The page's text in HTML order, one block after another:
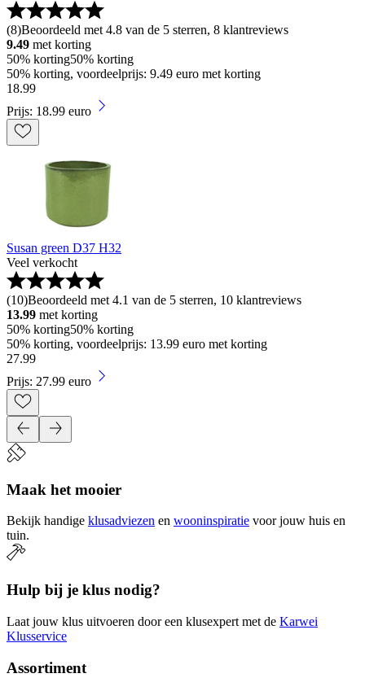
(8)Beoordeeld met 4.8 van de 5 sterren, 8 klantreviews
9.49 met korting
50% korting50% korting
50% korting, voordeelprijs: 9.49 euro met korting
18.99
Prijs: 18.99 euro
Susan green D37 H32
Veel verkocht
(10)Beoordeeld met 4.1 van de 5 sterren, 10 klantreviews
13.99 met korting
50% korting50% korting
50% korting, voordeelprijs: 13.99 euro met korting
27.99
Prijs: 27.99 euro
Maak het mooier
Bekijk handige klusadviezen en wooninspiratie voor jouw huis en
tuin.
Hulp bij je klus nodig?
Laat jouw klus uitvoeren door een klusexpert met de Karwei
Klusservice
Assortiment